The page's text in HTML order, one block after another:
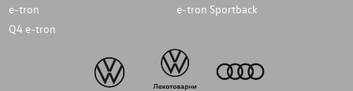
e-tron
e-tron Sportback
Q4 e-tron